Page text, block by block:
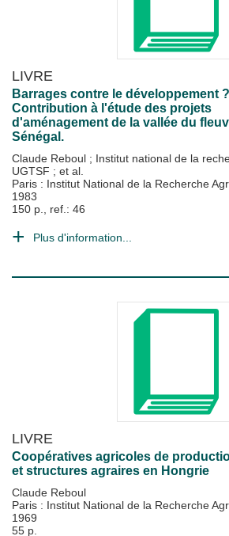
LIVRE
Barrages contre le développement ?
Contribution à l'étude des projets
d'aménagement de la vallée du
Sénégal.
Claude Reboul ; Institut national de la
UGTSF ; et al.
Paris : Institut National de la Recherche
1983
150 p., ref.: 46
Plus d'information...
LIVRE
Coopératives agricoles de
et structures agraires en Hongrie
Claude Reboul
Paris : Institut National de la Recherche
1969
55 p.